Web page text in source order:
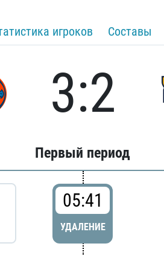
игроков Составы
3:2
Первый период
05:41
УДАЛЕНИЕ